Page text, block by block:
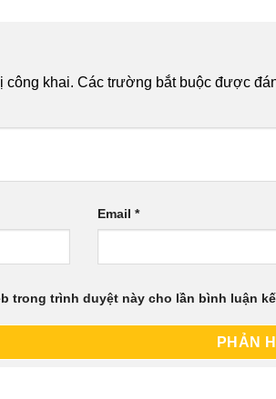
công khai. Các trường bắt buộc được
Email*
trong trình duyệt này cho lần bình luận